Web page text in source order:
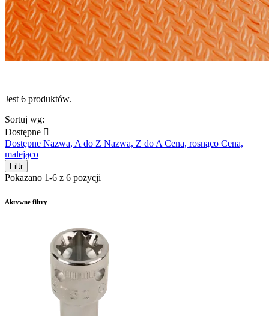
Jest 6 produktów.
Sortuj wg:
Dostępne 
Dostępne Nazwa, A do Z Nazwa, Z do ACena, rosnąco Cena,
malejąco
Filtr
Pokazano 1-6 z 6 pozycji
Aktywne filtry